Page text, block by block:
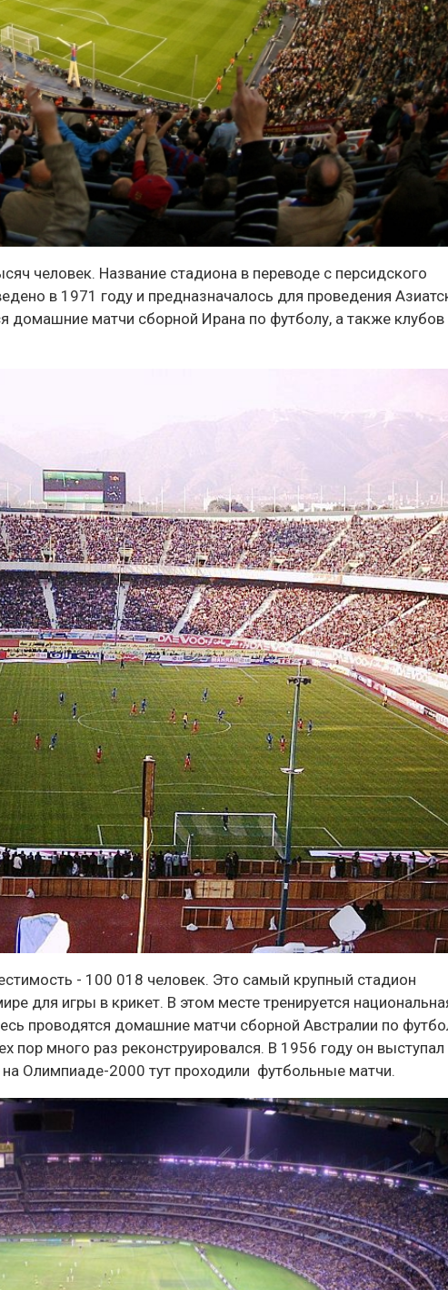
человек. Название стадиона в переводе с персидского
в 1971 году и предназначалось для проведения
домашние матчи сборной Ирана по футболу, а также клубов
- 100 018 человек. Это самый крупный стадион
для игры в крикет. В этом месте тренируется
проводятся домашние матчи сборной Австралии по
пор много раз реконструировался. В 1956 году он выступал
на Олимпиаде-2000 тут проходили футбольные матчи.